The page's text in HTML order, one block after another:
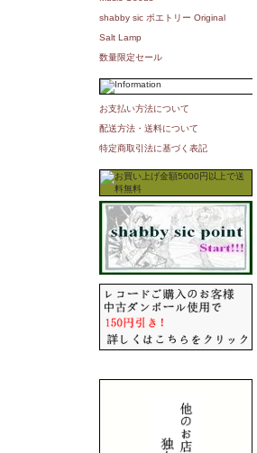
shabby sic ポエトリー Original
Salt Lamp
数量限定セール
お支払い方法について
配送方法・送料について
特定商取引法に基づく表記